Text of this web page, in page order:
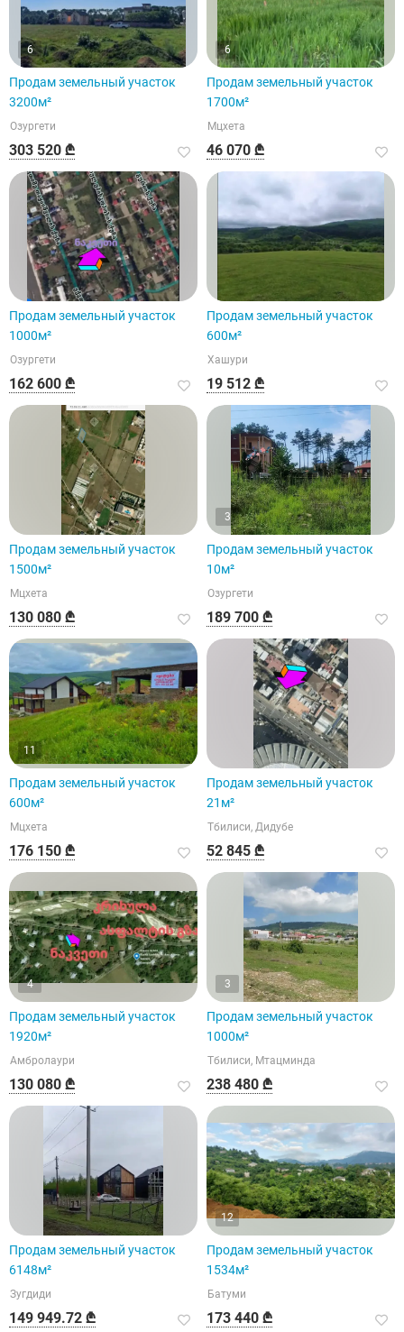
6
Продам земельный участок
3200м²
Озургети
303 520 ₾
6
Продам земельный участок
1700м²
Мцхета
46 070 ₾
Продам земельный участок
1000м²
Озургети
162 600 ₾
Продам земельный участок
600м²
Хашури
19 512 ₾
Продам земельный участок
1500м²
Мцхета
130 080 ₾
3
Продам земельный участок
10м²
Озургети
189 700 ₾
11
Продам земельный участок
600м²
Мцхета
176 150 ₾
Продам земельный участок
21м²
Тбилиси, Дидубе
52 845 ₾
4
Продам земельный участок
1920м²
Амбролаури
130 080 ₾
3
Продам земельный участок
1000м²
Тбилиси, Мтацминда
238 480 ₾
Продам земельный участок
6148м²
Зугдиди
149 949.72 ₾
12
Продам земельный участок
1534м²
Батуми
173 440 ₾